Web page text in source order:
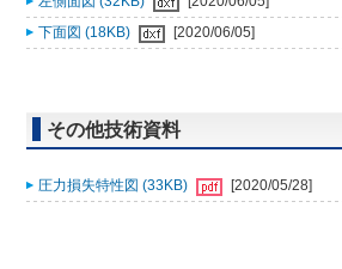
下面図 (18KB)
[2020/06/05]
その他技術資料
圧力損失特性図 (33KB) [2020/05/28]